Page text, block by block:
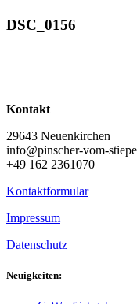
DSC_0156
Kontakt
29643 Neuenkirchen
info@pinscher-vom-
+49 162 2361070
Kontaktformular
Impressum
Datenschutz
Neuigkeiten: